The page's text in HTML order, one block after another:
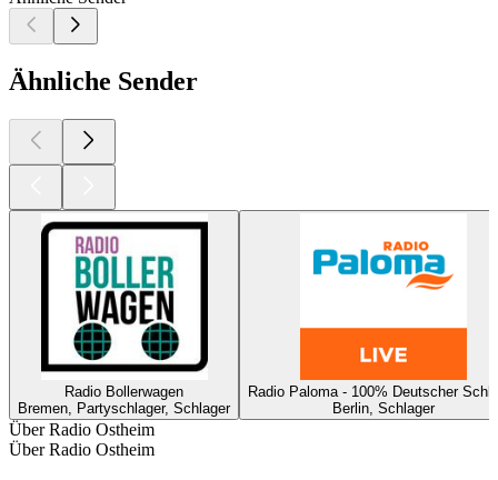
Ähnliche Sender
Radio Bollerwagen
Bremen, Partyschlager, Schlager
Radio Paloma - 100% Deutscher
Berlin, Schlager
Über Radio Ostheim
Über Radio Ostheim